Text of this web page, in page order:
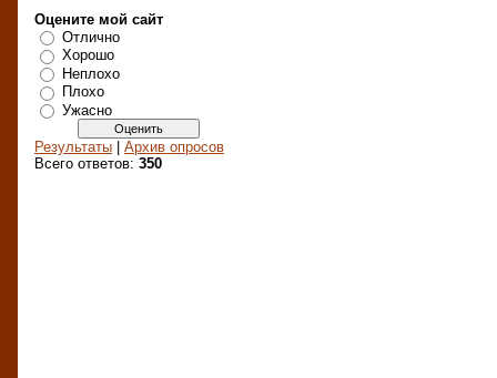
Оцените мой сайт
Отлично
Хорошо
Неплохо
Плохо
Ужасно
Результаты
Архив опросов
Всего ответов: 350